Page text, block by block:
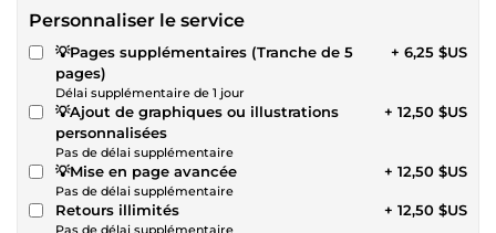
Personnaliser le service
💡Pages supplémentaires (Tranche de 5
pages)
Délai supplémentaire de 1 jour
+ 6,25 $US
💡Ajout de graphiques ou illustrations
personnalisées
Pas de délai supplémentaire
+ 12,50 $US
💡Mise en page avancée
Pas de délai supplémentaire
+ 12,50 $US
Retours illimités
Pas de délai supplémentaire
+ 12,50 $US